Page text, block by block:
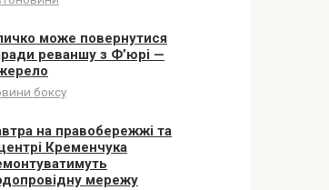
може повернутися
реваншу з Ф’юрі —
боксу
на правобережжі та
Кременчука
мережу